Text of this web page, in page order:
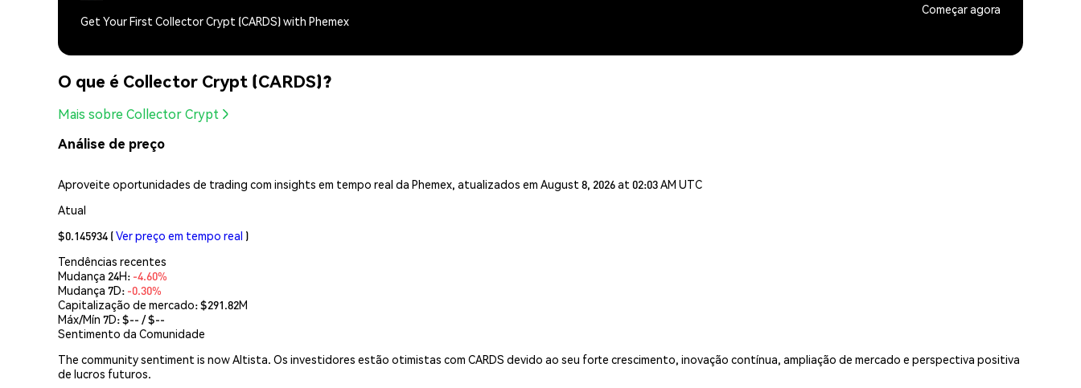
Get Your First Collector Crypt (CARDS) with Phemex
Começar agora
O que é Collector Crypt (CARDS)?
Mais sobre Collector Crypt
Análise de preço
Aproveite oportunidades de trading com insights em tempo real da Phemex, atualizados em August 8, 2026 at 02:03 AM UTC
Atual
$0.145934 (Ver preço em tempo real )
Tendências recentes
Mudança 24H: -4.60%
Mudança 7D: -0.30%
Capitalização de mercado:$291.82M
Máx/Mín 7D: $-- / $--
Sentimento da Comunidade
The community sentiment is now Altista. Os investidores estão otimistas com CARDS devido ao seu forte crescimento, inovação contínua, ampliação de mercado e perspectiva positiva
de lucros futuros.